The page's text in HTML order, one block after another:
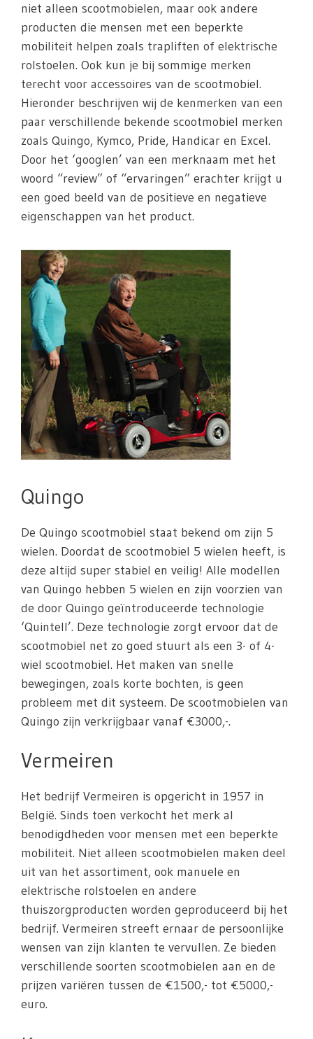
niet alleen scootmobielen, maar ook andere
producten die mensen met een beperkte
mobiliteit helpen zoals trapliften of elektrische
rolstoelen. Ook kun je bij sommige merken
terecht voor accessoires van de scootmobiel.
Hieronder beschrijven wij de kenmerken van een
paar verschillende bekende scootmobiel merken
zoals Quingo, Kymco, Pride, Handicar en Excel.
Door het ‘googlen’ van een merknaam met het
woord “review” of “ervaringen” erachter krijgt u
een goed beeld van de positieve en negatieve
eigenschappen van het product.
Quingo
De Quingo scootmobiel staat bekend om zijn 5
wielen. Doordat de scootmobiel 5 wielen heeft, is
deze altijd super stabiel en veilig! Alle modellen
van Quingo hebben 5 wielen en zijn voorzien van
de door Quingo geïntroduceerde technologie
‘Quintell’. Deze technologie zorgt ervoor dat de
scootmobiel net zo goed stuurt als een 3- of 4-
wiel scootmobiel. Het maken van snelle
bewegingen, zoals korte bochten, is geen
probleem met dit systeem. De scootmobielen van
Quingo zijn verkrijgbaar vanaf €3000,-.
Vermeiren
Het bedrijf Vermeiren is opgericht in 1957 in
België. Sinds toen verkocht het merk al
benodigdheden voor mensen met een beperkte
mobiliteit. Niet alleen scootmobielen maken deel
uit van het assortiment, ook manuele en
elektrische rolstoelen en andere
thuiszorgproducten worden geproduceerd bij het
bedrijf. Vermeiren streeft ernaar de persoonlijke
wensen van zijn klanten te vervullen. Ze bieden
verschillende soorten scootmobielen aan en de
prijzen variëren tussen de €1500,- tot €5000,-
euro.